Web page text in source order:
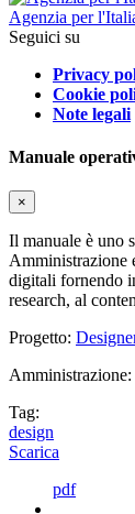
Agenzia per
Seguici su
Privacy
Cookie
Note legali
Manuale
×
Il manuale è uno
Amministrazione
digitali fornendo
research, al
Progetto:
Amministrazione:
Tag:
design
Scarica
pdf